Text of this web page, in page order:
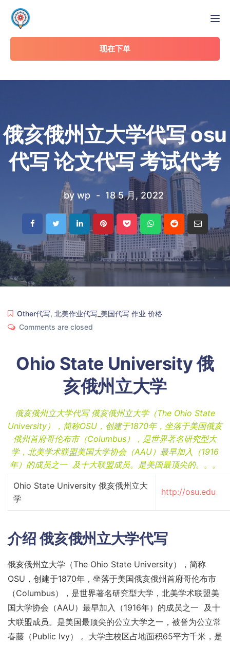
现在下单
俄亥俄州立大学代写 osu
代写 论文代写 考试代考
by wp 18 5 月, 2022
Other代写, 北美作业代写_美国代写 作业 价格
Comments are closed
Ohio State University 俄
亥俄州立大学
俄亥俄州立大学代写 俄亥俄州立大学（The Ohio State
University），简称OSU，创建于1870年，坐落于美国俄亥
俄州首府哥伦布市（Columbus），是世界著名研究型大
学，北美学术联盟美国大学协会（AAU）最早加入（1916
年）的成员之一 及十大联盟成员。是美国最顶尖的。。。
Ohio State University 俄亥俄州立大
学
http://osu.edu
介绍俄亥俄州立大学代写
俄亥俄州立大学（The Ohio State University），简称
OSU，创建于1870年，坐落于美国俄亥俄州首府哥伦布市
（Columbus），是世界著名研究型大学，北美学术联盟美
国大学协会（AAU）最早加入（1916年）的成员之一 及十
大联盟成员。是美国最顶尖的公立大学之一，被誉为公立常
春藤（Public Ivy） 。大学主校区占地面积65平方千米，是